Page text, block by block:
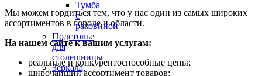
Тумба
с
раковиной
Подстолье
для
столешницы
Зеркала,
Мы можем гордиться тем, что у нас один из самых широких
ассортиментов в городе и области.
На нашем сайте к вашим услугам:
реальные и конкурентоспособные цены;
широчайший ассортимент товаров;